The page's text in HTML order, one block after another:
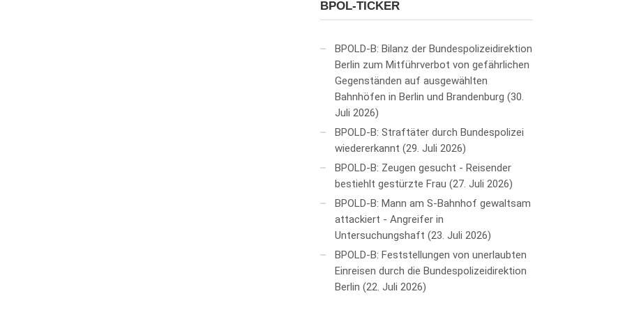
BPOL-TICKER
BPOLD-B: Bilanz der Bundespolizeidirektion
Berlin zum Mitführverbot von gefährlichen
Gegenständen auf ausgewählten
Bahnhöfen in Berlin und Brandenburg 30.
Juli 2026
BPOLD-B: Straftäter durch Bundespolizei
wiedererkannt 29. Juli 2026
BPOLD-B: Zeugen gesucht - Reisender
bestiehlt gestürzte Frau 27. Juli 2026
BPOLD-B: Mann am S-Bahnhof gewaltsam
attackiert - Angreifer in
Untersuchungshaft 23. Juli 2026
BPOLD-B: Feststellungen von unerlaubten
Einreisen durch die Bundespolizeidirektion
Berlin 22. Juli 2026